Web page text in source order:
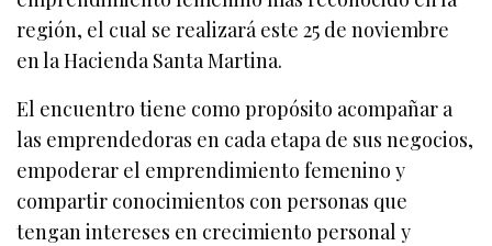
región, el cual se realizará este 25 de noviembre
en la Hacienda Santa Martina.
El encuentro tiene como propósito acompañar a
las emprendedoras en cada etapa de sus negocios,
empoderar el emprendimiento femenino y
compartir conocimientos con personas que
tengan intereses en crecimiento personal y